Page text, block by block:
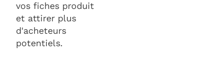
vos fiches produit
et attirer plus
d'acheteurs
potentiels.